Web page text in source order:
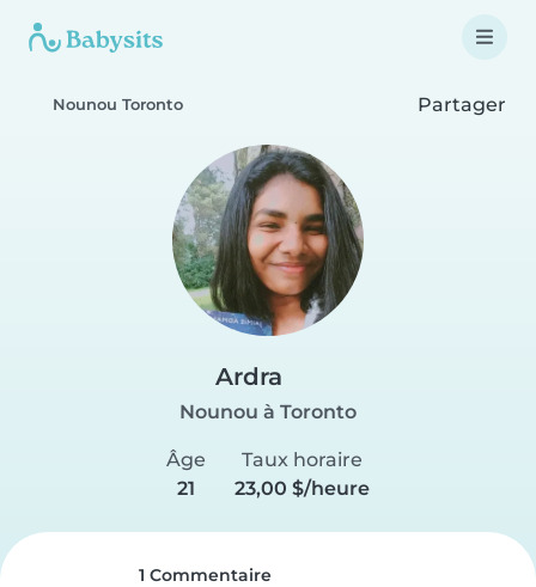
Nounou Toronto Partager
Ardra
Nounou à Toronto
Âge
21
Taux horaire
23,00 $/heure
1 Commentaire